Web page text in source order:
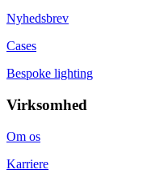
Nyhedsbrev
Cases
Bespoke lighting
Virksomhed
Om os
Karriere